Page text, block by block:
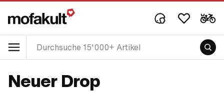
Neuer Drop